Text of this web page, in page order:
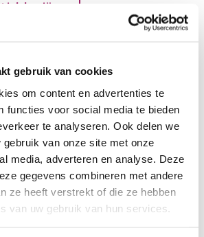
gebruik van cookies
om content en advertenties te
functies voor social media te bieden
te analyseren. Ook delen we
gebruik van onze site met onze
media, adverteren en analyse. Deze
gegevens combineren met andere
ze heeft verstrekt of die ze hebben
van uw gebruik van hun services.
Link kopiëren
ons werk
van het Herseninstituut
hersenonderzoek. U kunt
ons daarbij helpen.
werk Onze nieuwsbrief